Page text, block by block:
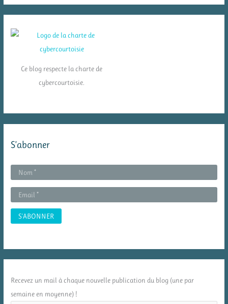
Ce blog respecte la charte de
cybercourtoisie.
S’abonner
Recevez un mail à chaque nouvelle publication du blog (une par
semaine en moyenne) !